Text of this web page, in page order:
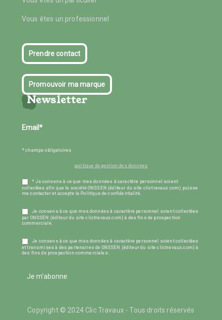
Vous êtes un professionnel
Prendre contact
Promouvoir ma marque
Newsletter
* champs obligatoires
politique de gestion des données
* Je consens à ce que mes données à caractère personnel soient
collectées afin que la société ONSSEN (éditeur du site clictravaux.com) puisse
me contacter et accepte la Politique de confidentialité.
Je consens à ce que mes données à caractère personnel soient collectées
par ONSSEN (éditeur du site clictravaux.com) à des fins de prospection
commerciale.
Je consens à ce que mes données à caractère personnel soient collectées
et transmises à des partenaires de ONSSEN (éditeur du site clictravaux.com) à
des fins de prospection commerciales.
Je m'abonne
Copyright © 2024 Clic Travaux - Tous droits réservés